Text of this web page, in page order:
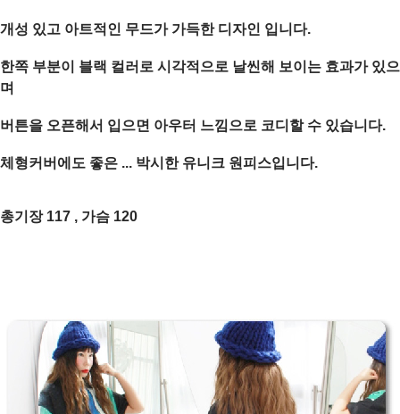
개성 있고 아트적인 무드가 가득한 디자인 입니다.
한쪽 부분이 블랙 컬러로 시각적으로 날씬해 보이는 효과가 있으
며
버튼을 오픈해서 입으면 아우터 느낌으로 코디할 수 있습니다.
체형커버에도 좋은 ... 박시한 유니크 원피스입니다.
총기장 117 , 가슴 120